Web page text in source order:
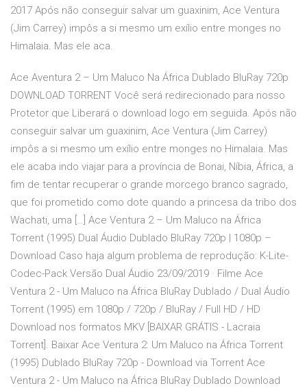
2017 Após não conseguir salvar um guaxinim, Ace Ventura
(Jim Carrey) impôs a si mesmo um exílio entre monges no
Himalaia. Mas ele aca.
Ace Aventura 2 – Um Maluco Na África Dublado BluRay 720p
DOWNLOAD TORRENT Você será redirecionado para nosso
Protetor que Liberará o download logo em seguida. Após não
conseguir salvar um guaxinim, Ace Ventura (Jim Carrey)
impôs a si mesmo um exílio entre monges no Himalaia. Mas
ele acaba indo viajar para a província de Bonai, Níbia, África, a
fim de tentar recuperar o grande morcego branco sagrado,
que foi prometido como dote quando a princesa da tribo dos
Wachati, uma […] Ace Ventura 2 – Um Maluco na África
Torrent (1995) Dual Áudio Dublado BluRay 720p | 1080p –
Download Caso haja algum problema de reprodução: K-Lite-
Codec-Pack Versão Dual Áudio 23/09/2019 · Filme Ace
Ventura 2 - Um Maluco na África BluRay Dublado / Dual Áudio
Torrent (1995) em 1080p / 720p / BluRay / Full HD / HD
Download nos formatos MKV [BAIXAR GRÁTIS - Lacraia
Torrent]. Baixar Ace Ventura 2: Um Maluco na África Torrent
(1995) Dublado BluRay 720p - Download via Torrent Ace
Ventura 2 - Um Maluco na África BluRay Dublado Download